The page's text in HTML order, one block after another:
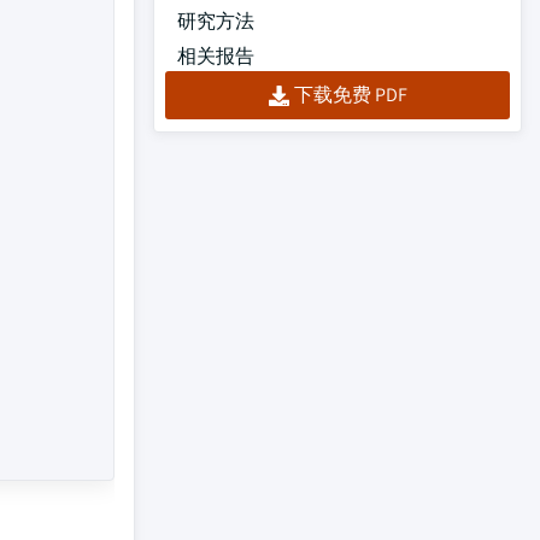
研究方法
相关报告
下载免费 PDF